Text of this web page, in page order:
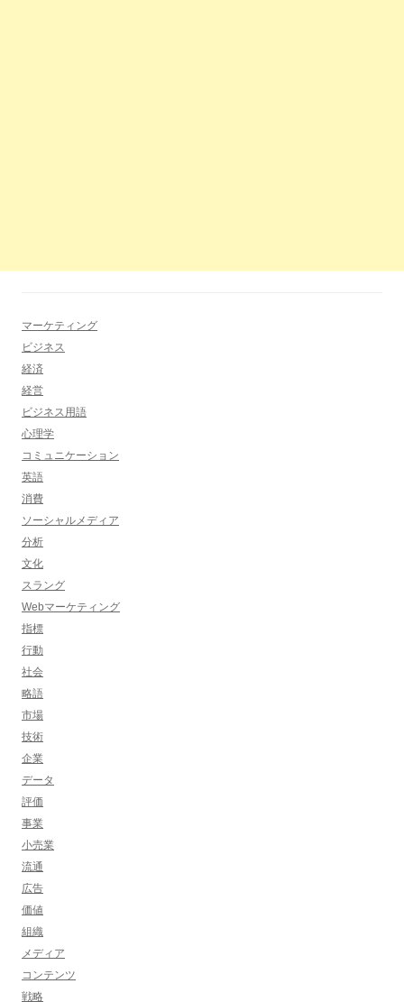
マーケティング
ビジネス
経済
経営
ビジネス用語
心理学
コミュニケーション
英語
消費
ソーシャルメディア
分析
文化
スラング
Webマーケティング
指標
行動
社会
略語
市場
技術
企業
データ
評価
事業
小売業
流通
広告
価値
組織
メディア
コンテンツ
戦略